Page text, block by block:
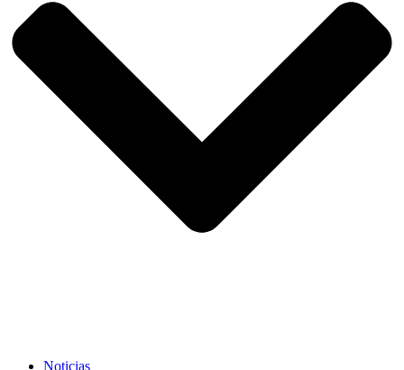
Noticias